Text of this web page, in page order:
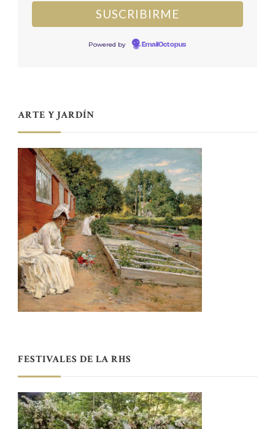
Powered by EmailOctopus
ARTE Y JARDÍN
FESTIVALES DE LA RHS